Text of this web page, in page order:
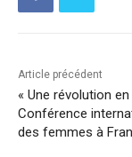
Article précédent
« Une révolution
Conférence
des femmes à